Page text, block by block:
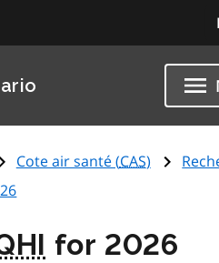
Cote air santé (CAS)
for 2026